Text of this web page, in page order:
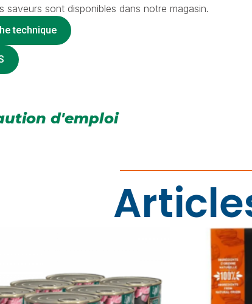
saveurs sont disponibles dans notre magasin.
technique
d'emploi